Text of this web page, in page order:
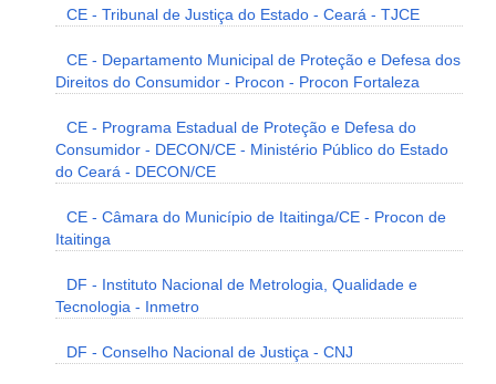
CE - Tribunal de Justiça do Estado - Ceará - TJCE
CE - Departamento Municipal de Proteção e Defesa dos
Direitos do Consumidor - Procon - Procon Fortaleza
CE - Programa Estadual de Proteção e Defesa do
Consumidor - DECON/CE - Ministério Público do Estado
do Ceará - DECON/CE
CE - Câmara do Município de Itaitinga/CE - Procon de
Itaitinga
DF - Instituto Nacional de Metrologia, Qualidade e
Tecnologia - Inmetro
DF - Conselho Nacional de Justiça - CNJ